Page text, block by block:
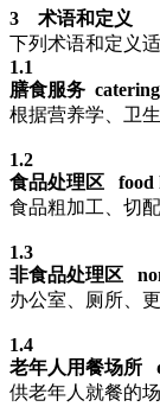
3 术语和定义
下列术语和定义
1.1
膳食服务 catering
根据营养学、卫
1.2
食品处理区 food
食品粗加工、切
1.3
非食品处理区
办公室、厕所、
1.4
老年人用餐场所
供老年人就餐的